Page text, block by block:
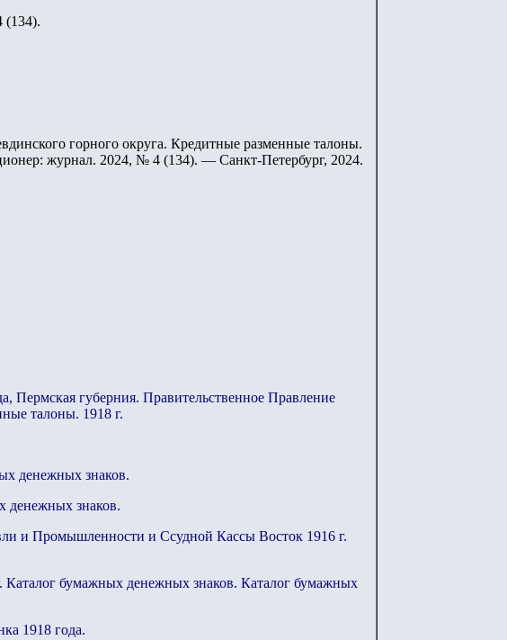
(134).
горного округа. Кредитные разменные талоны.
журнал. 2024, № 4 (134). — Санкт-Петербург, 2024.
Пермская губерния. Правительственное Правление
талоны. 1918 г.
денежных знаков.
денежных знаков.
и Промышленности и Ссудной Кассы Восток 1916 г.
бумажных денежных знаков. Каталог бумажных
1918 года.